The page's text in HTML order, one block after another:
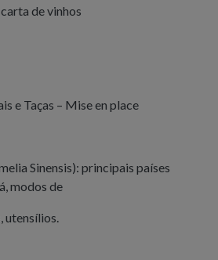
de vinhos
e Taças – Mise en place
Sinensis): principais países
modos de
utensílios.